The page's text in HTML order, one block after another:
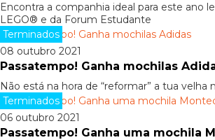
Encontra a companhia ideal para este ano
LEGO® e da Forum Estudante
Terminados
08 outubro 2021
Passatempo! Ganha mochilas
Não está na hora de “reformar” a tua velha
Terminados
06 outubro 2021
Passatempo! Ganha uma mochila